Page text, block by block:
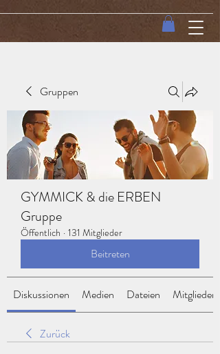
Gruppen
GYMMICK & die ERBEN
Gruppe
Öffentlich · 131 Mitglieder
Beitreten
Diskussionen Medien Dateien Mitglieder
Zurück